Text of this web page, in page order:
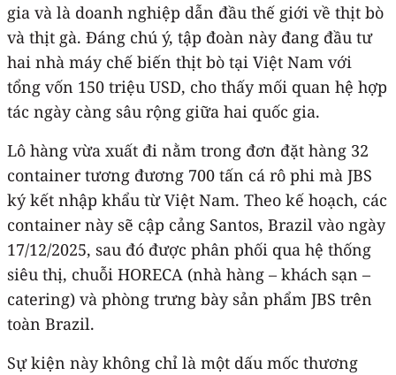
gia và là doanh nghiệp dẫn đầu thế giới về thịt bò
và thịt gà. Đáng chú ý, tập đoàn này đang đầu tư
hai nhà máy chế biến thịt bò tại Việt Nam với
tổng vốn 150 triệu USD, cho thấy mối quan hệ hợp
tác ngày càng sâu rộng giữa hai quốc gia.
Lô hàng vừa xuất đi nằm trong đơn đặt hàng 32
container tương đương 700 tấn cá rô phi mà JBS
ký kết nhập khẩu từ Việt Nam. Theo kế hoạch, các
container này sẽ cập cảng Santos, Brazil vào ngày
17/12/2025, sau đó được phân phối qua hệ thống
siêu thị, chuỗi HORECA (nhà hàng – khách sạn –
catering) và phòng trưng bày sản phẩm JBS trên
toàn Brazil.
Sự kiện này không chỉ là một dấu mốc thương